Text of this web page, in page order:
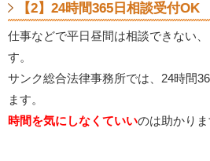
【2】24時間365日相談受付OK
仕事などで平日昼間は相談できない
す。
サンク総合法律事務所では、24時間
ます。
時間を気にしなくていいのは助かりま